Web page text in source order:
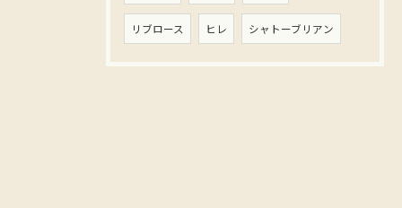
リブロース ヒレ シャトーブリアン